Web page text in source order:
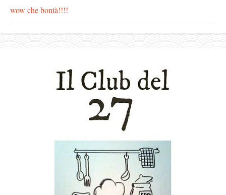
wow che bontà!!!!